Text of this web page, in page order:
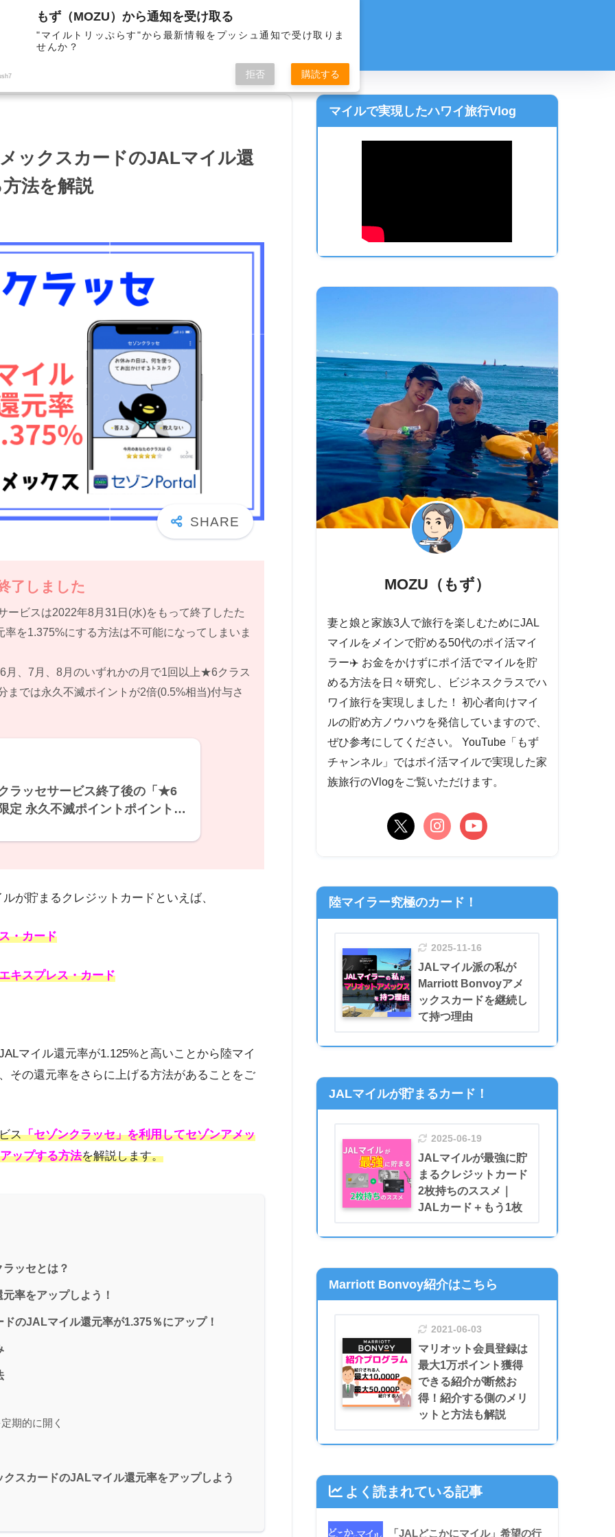
サイト管理者
ックスカードのJALマイル還
法を解説
了しました
ービスは2022年8月31日(水)をもって終了したた
を1.375%にする方法は不可能になってしまいま
月、7月、8月のいずれかの月で1回以上★6クラス
では永久不滅ポイントが2倍(0.5%相当)付与さ
ラッセサービス終了後の「★6
定 永久不滅ポイントポイント2
ジットカードはセゾンカード
が貯まるクレジットカードといえば、
・カード
キスプレス・カード
マイル還元率が1.125%と高いことから陸マイ
その還元率をさらに上げる方法があることをご
ス「セゾンクラッセ」を利用してセゾンアメッ
ップする方法を解説します。
ッセとは？
率をアップしよう！
のJALマイル還元率が1.375％にアップ！
期的に開く
スカードのJALマイル還元率をアップしよう
マイルで実現したハワイ旅行Vlog
MOZU（もず）
妻と娘と家族3人で旅行を楽しむためにJAL
マイルをメインで貯める50代のポイ活マイ
ラー✈️ お金をかけずにポイ活でマイルを貯
める方法を日々研究し、ビジネスクラスでハ
ワイ旅行を実現しました！ 初心者向けマイ
ルの貯め方ノウハウを発信していますので、
ぜひ参考にしてください。 YouTube「もず
チャンネル」ではポイ活マイルで実現した家
族旅行のVlogをご覧いただけます。
陸マイラー究極のカード！
2025-11-16
JALマイル派の私が
Marriott Bonvoyアメ
ックスカードを継続し
て持つ理由
JALマイルが貯まるカード！
2025-06-19
JALマイルが最強に貯
まるクレジットカード
2枚持ちのススメ｜
JALカード＋もう1枚
Marriott Bonvoy紹介はこちら
2021-06-03
マリオット会員登録は
最大1万ポイント獲得
できる紹介が断然お
得！紹介する側のメリ
ットと方法も解説
よく読まれている記事
「JALどこかにマイル」希望の行
もず（MOZU）から通知を受け取る
"マイルトリッぷらす"から最新情報をプッシュ通知で受け取りま
せんか？
拒否 購読する